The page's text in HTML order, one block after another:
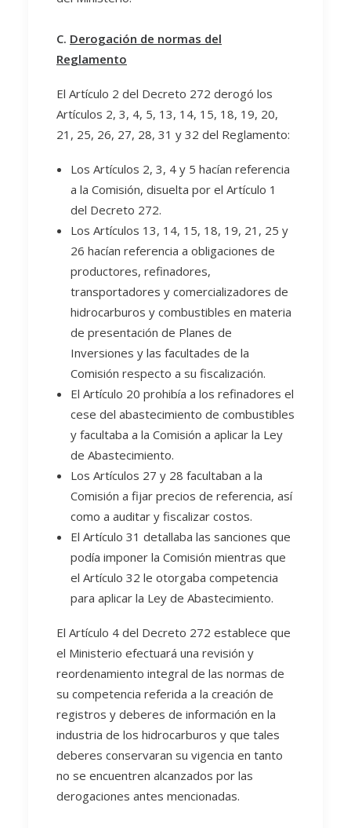
C. Derogación de normas del
Reglamento
El Artículo 2 del Decreto 272 derogó los
Artículos 2, 3, 4, 5, 13, 14, 15, 18, 19, 20,
21, 25, 26, 27, 28, 31 y 32 del Reglamento:
Los Artículos 2, 3, 4 y 5 hacían referencia
a la Comisión, disuelta por el Artículo 1
del Decreto 272.
Los Artículos 13, 14, 15, 18, 19, 21, 25 y
26 hacían referencia a obligaciones de
productores, refinadores,
transportadores y comercializadores de
hidrocarburos y combustibles en materia
de presentación de Planes de
Inversiones y las facultades de la
Comisión respecto a su fiscalización.
El Artículo 20 prohibía a los refinadores el
cese del abastecimiento de combustibles
y facultaba a la Comisión a aplicar la Ley
de Abastecimiento.
Los Artículos 27 y 28 facultaban a la
Comisión a fijar precios de referencia, así
como a auditar y fiscalizar costos.
El Artículo 31 detallaba las sanciones que
podía imponer la Comisión mientras que
el Artículo 32 le otorgaba competencia
para aplicar la Ley de Abastecimiento.
El Artículo 4 del Decreto 272 establece que
el Ministerio efectuará una revisión y
reordenamiento integral de las normas de
su competencia referida a la creación de
registros y deberes de información en la
industria de los hidrocarburos y que tales
deberes conservaran su vigencia en tanto
no se encuentren alcanzados por las
derogaciones antes mencionadas.